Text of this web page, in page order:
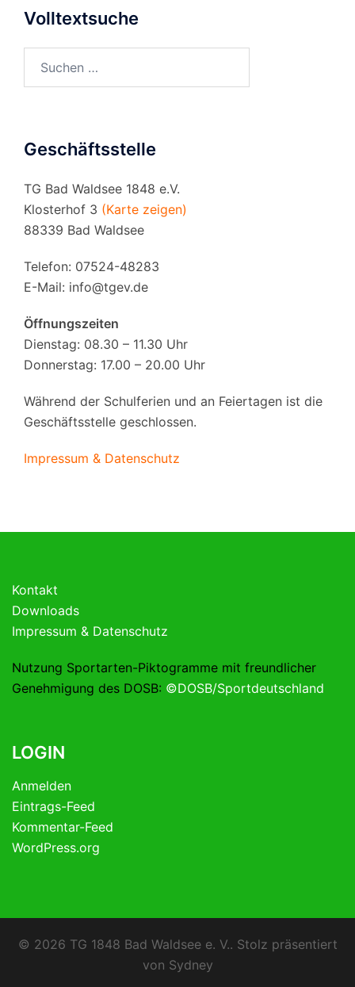
Volltextsuche
Geschäftsstelle
TG Bad Waldsee 1848 e.V.
Klosterhof 3 (Karte zeigen)
88339 Bad Waldsee
Telefon: 07524-48283
E-Mail: info@tgev.de
Öffnungszeiten
Dienstag: 08.30 – 11.30 Uhr
Donnerstag: 17.00 – 20.00 Uhr
Während der Schulferien und an Feiertagen ist die
Geschäftsstelle geschlossen.
Impressum & Datenschutz
Kontakt
Downloads
Impressum & Datenschutz
Nutzung Sportarten-Piktogramme mit freundlicher
Genehmigung des DOSB: ©DOSB/Sportdeutschland
LOGIN
Anmelden
Eintrags-Feed
Kommentar-Feed
WordPress.org
© 2026 TG 1848 Bad Waldsee e. V.. Stolz präsentiert
von Sydney